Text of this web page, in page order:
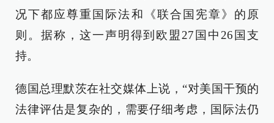
况下都应尊重国际法和《联合国宪章》的原
则。据称，这一声明得到欧盟27国中26国支
持。
德国总理默茨在社交媒体上说，“对美国干预的
法律评估是复杂的，需要仔细考虑，国际法仍